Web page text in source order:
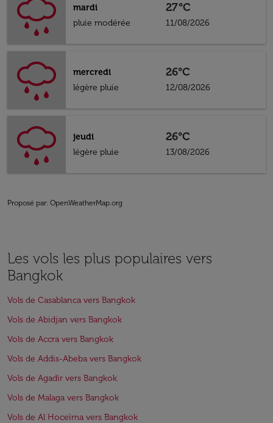
mardi
pluie modérée
27°C
11/08/2026
mercredi
légère pluie
26°C
12/08/2026
jeudi
légère pluie
26°C
13/08/2026
Proposé par: OpenWeatherMap.org
Les vols les plus populaires vers
Bangkok
Vols de Casablanca vers Bangkok
Vols de Abidjan vers Bangkok
Vols de Accra vers Bangkok
Vols de Addis-Abeba vers Bangkok
Vols de Agadir vers Bangkok
Vols de Malaga vers Bangkok
Vols de Al Hoceïma vers Bangkok